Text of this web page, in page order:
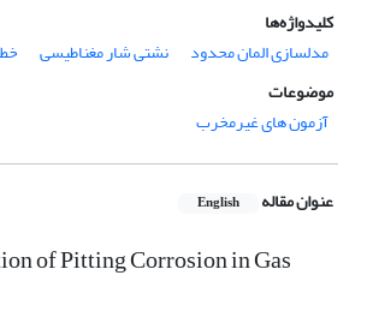
کلیدواژه‌ها
مدلسازی المان محدود
نشتی شار مغناطیسی
موضوعات
آزمون های غیرمخرب
عنوان مقاله English
of Pitting Corrosion in Gas